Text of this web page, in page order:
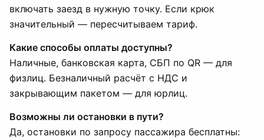
включать заезд в нужную точку. Если крюк
значительный — пересчитываем тариф.
Какие способы оплаты доступны?
Наличные, банковская карта, СБП по QR — для
физлиц. Безналичный расчёт с НДС и
закрывающим пакетом — для юрлиц.
Возможны ли остановки в пути?
Да, остановки по запросу пассажира бесплатны: